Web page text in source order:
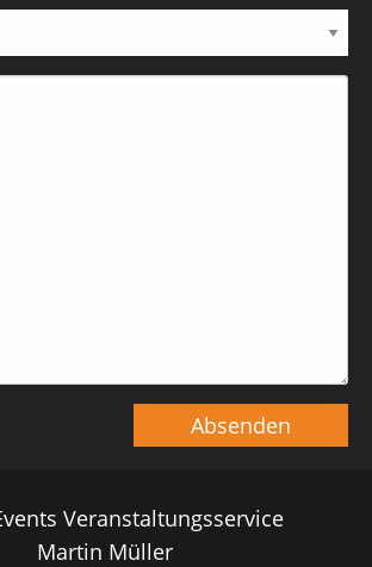
Absenden
Veranstaltungsservice
Martin Müller